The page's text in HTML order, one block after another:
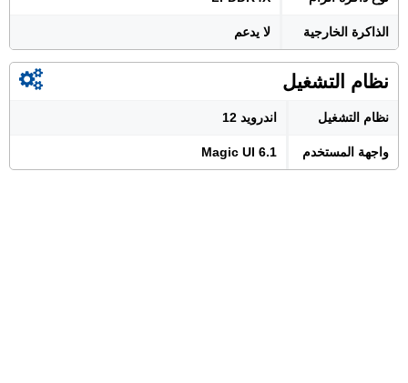
الذاكرة الخارجية لا يدعم
نظام التشغيل
نظام التشغيل اندرويد 12
واجهة المستخدم Magic UI 6.1